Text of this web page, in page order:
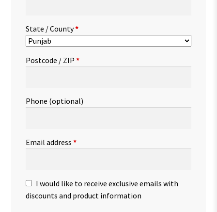
State / County*
Postcode / ZIP *
Phone (optional)
Email address *
I would like to receive exclusive emails with
discounts and product information